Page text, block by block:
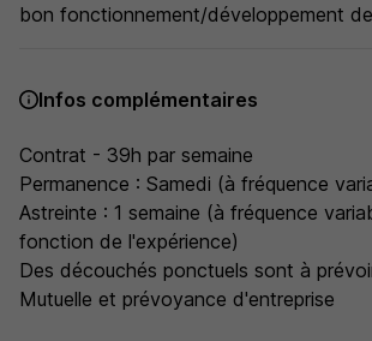
bon fonctionnement/développement
Infos complémentaires
Contrat - 39h par semaine
Permanence : Samedi (à fréquence
Astreinte : 1 semaine (à fréquence
fonction de l'expérience)
Des découchés ponctuels sont à
Mutuelle et prévoyance d'entreprise